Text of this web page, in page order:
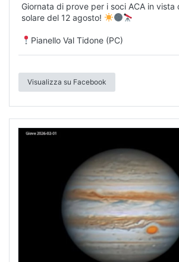
Giornata di prove per i soci ACA in vista
solare del 12 agosto!
Pianello Val Tidone (PC)
Visualizza su Facebook